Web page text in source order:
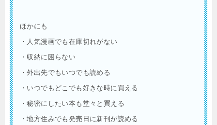
ほかにも
・人気漫画でも在庫切れがない
・収納に困らない
・外出先でもいつでも読める
・いつでもどこでも好きな時に買える
・秘密にしたい本も堂々と買える
・地方住みでも発売日に新刊が読める